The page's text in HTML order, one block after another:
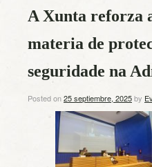
A Xunta reforza
materia de
seguridade na
Posted on25 septiembre, 2025by